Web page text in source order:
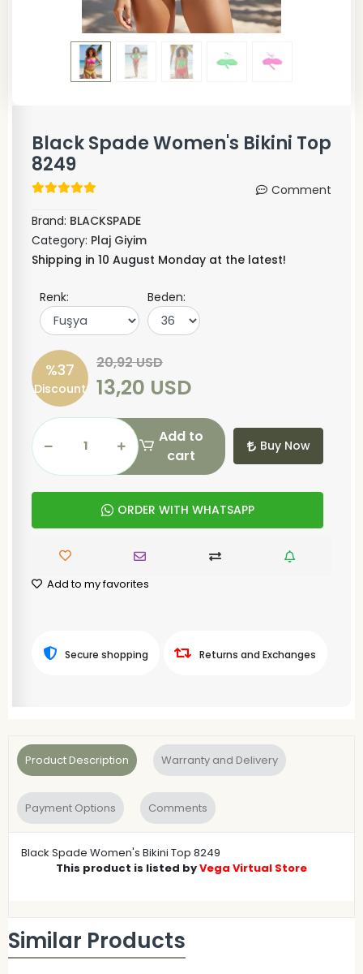
Black Spade Women's Bikini Top
8249
Comment
Brand: BLACKSPADE
Category: Plaj Giyim
Shipping in 10 August Monday at the latest!
Renk: Beden:
%37
Discount
20,92 USD
13,20 USD
Add to
cart
Buy Now
ORDER WITH WHATSAPP
Add to my favorites
Secure shopping Returns and Exchanges
Product Description Warranty and Delivery
Payment Options Comments
Black Spade Women's Bikini Top 8249
This product is listed byVega Virtual Store
Similar Products